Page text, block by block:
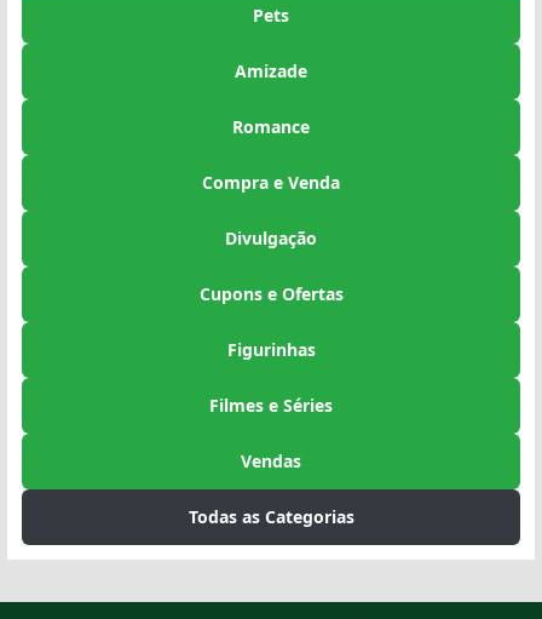
Pets
Amizade
Romance
Compra e Venda
Divulgação
Cupons e Ofertas
Figurinhas
Filmes e Séries
Vendas
Todas as Categorias